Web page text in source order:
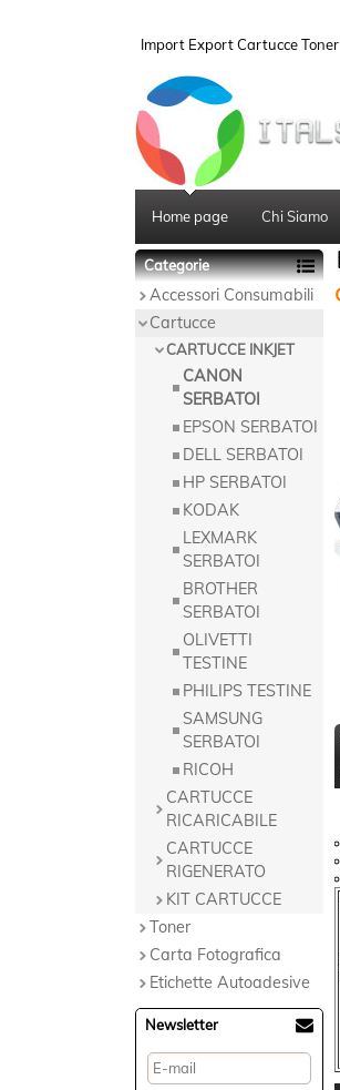
Import Export Cartucce Toner
Home page Chi Siamo
Categorie
Accessori Consumabili
Cartucce
CARTUCCE INKJET
CANON
SERBATOI
EPSON SERBATOI
DELL SERBATOI
HP SERBATOI
KODAK
LEXMARK
SERBATOI
BROTHER
SERBATOI
OLIVETTI
TESTINE
PHILIPS TESTINE
SAMSUNG
SERBATOI
RICOH
CARTUCCE
RICARICABILE
CARTUCCE
RIGENERATO
KIT CARTUCCE
Toner
Carta Fotografica
Etichette Autoadesive
Newsletter